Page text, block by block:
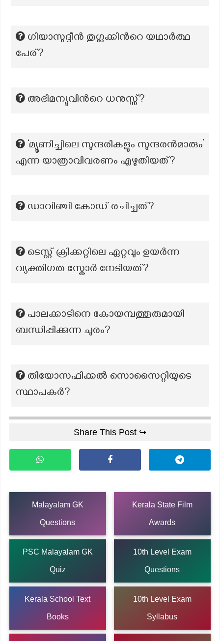
ഗിയാസുദ്ദീന്‍ തുഗ്ലക്കിന്‍റെ യഥാര്‍ത്ഥ
പേര്?
അഭിമന്യുവിന്‍റെ ധനുസ്സ്?
‘മ്യൂണിച്ചിലെ സുന്ദരികളും സുന്ദരൻമാരും’
എന്ന യാത്രാവിവരണം എഴുതിയത്?
ഡാവിഞ്ചി കോഡ് രചിച്ചത്?
ടെസ്റ്റ് ക്രിക്കറ്റിലെ ഏറ്റവും ഉയർന്ന
വ്യക്തിഗത സ്കോർ നേടിയത്?
പാലക്കാടിനെ കോയമ്പത്തൂരുമായി
ബന്ധിപ്പിക്കുന്ന ചുരം?
തിയോസഫിക്കൽ സൊസൈറ്റിയുടെ
സ്ഥാപകര്‍?
Share This Post ↪
Malayalam GK
Questions
Kerala State Film
Awards
PSC Malayalam GK
Quiz
10th Level Exam
Questions
Kerala School Text
Books
10th Level Exam
Syllabus